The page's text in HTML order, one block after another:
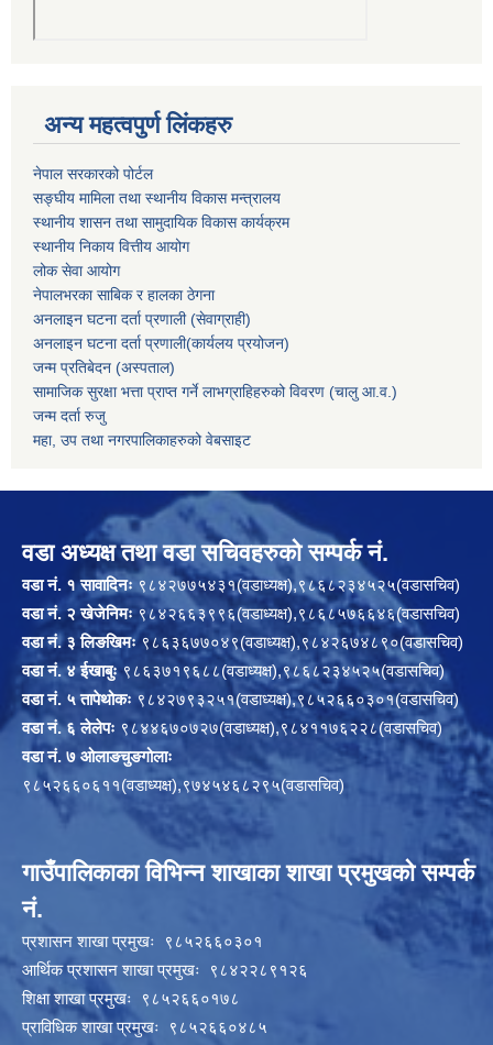
अन्य महत्वपुर्ण लिंकहरु
नेपाल सरकारको पोर्टल
सङ्घीय मामिला तथा स्थानीय विकास मन्त्रालय
स्थानीय शासन तथा सामुदायिक विकास कार्यक्रम
स्थानीय निकाय वित्तीय आयोग
लोक सेवा आयोग
नेपालभरका साबिक र हालका ठेगना
अनलाइन घटना दर्ता प्रणाली (सेवाग्राही)
अनलाइन घटना दर्ता प्रणाली(कार्यलय प्रयोजन)
जन्म प्रतिबेदन (अस्पताल)
सामाजिक सुरक्षा भत्ता प्राप्त गर्ने लाभग्राहिहरुको विवरण (चालु आ.व.)
जन्म दर्ता रुजु
महा, उप तथा नगरपालिकाहरुको वेबसाइट
वडा अध्यक्ष तथा वडा सचिवहरुको सम्पर्क नं.
वडा नं. १ सावादिनः ९८४२७७५४३१(वडाध्यक्ष),९८६८२३४५२५(वडासचिव)
वडा नं. २ खेजेनिमः९८४२६६३९९६(वडाध्यक्ष),९८६८५७६६४६(वडासचिव)
वडा नं. ३ लिङखिमः९८६३६७७०४९(वडाध्यक्ष),९८४२६७४८९०(वडासचिव)
वडा नं. ४ ईखाबुः९८६३७१९६८८(वडाध्यक्ष),९८६८२३४५२५(वडासचिव)
वडा नं. ५ तापेथोकः ९८४२७९३२५१(वडाध्यक्ष),९८५२६६०३०१(वडासचिव)
वडा नं. ६ लेलेपः ९८४४६७०७२७(वडाध्यक्ष),९८४११७६२२८(वडासचिव)
वडा नं. ७ ओलाङचुङगोलाः
९८५२६६०६११(वडाध्यक्ष),९७४५४६८२९५(वडासचिव)
गाउँपालिकाका विभिन्न शाखाका शाखा प्रमुखको सम्पर्क
नं.
प्रशासन शाखा प्रमुखः ९८५२६६०३०१
आर्थिक प्रशासन शाखा प्रमुखः ९८४२२८९१२६
शिक्षा शाखा प्रमुखः ९८५२६६०१७८
प्राविधिक शाखा प्रमुखः ९८५२६६०४८५